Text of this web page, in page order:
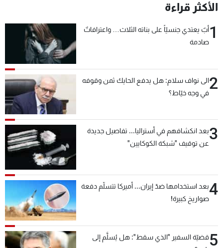
الأكثر قراءة
1أبٌ يعتدي جنسيّاً على بناته الثلاث… واعترافاتٌ
صادمة
2الى نواف سلام: هل يدفع الحايك ثمن وقوفه
في وجه خيّاط؟
3بعد انكشافهم في أستراليا... تفاصيل جديدة
عن توقيف "شبكة الكوكايين"
4بعد استخدامها ضدّ إيران... أميركا تتسلّم دفعة
صواريخ كبيرة!
5قضيّة السفير "الذي سقط": هل يُسلَّم إلى